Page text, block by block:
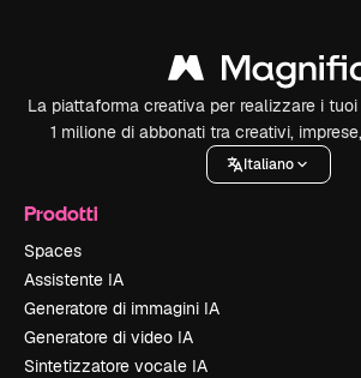
La piattaforma creativa per realizzare i
1 milione di abbonati tra creativi,
Italiano
Prodotti
Spaces
Assistente IA
Generatore di immagini IA
Generatore di video IA
Sintetizzatore vocale IA